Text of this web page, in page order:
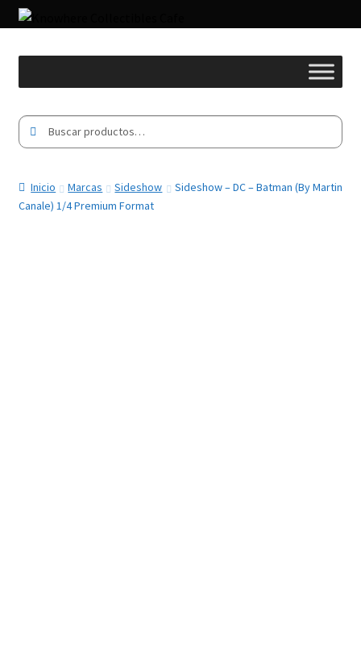
por:
Inicio Marcas Sideshow
Sideshow – DC – Batman (By Martin
Canale) 1/4 Premium Format